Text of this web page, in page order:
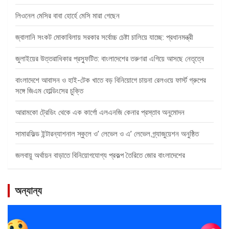
লিওনেল মেসির বাবা হোর্হে মেসি মারা গেছেন
জ্বালানি সংকট মোকাবিলায় সরকার সর্বোচ্চ চেষ্টা চালিয়ে যাচ্ছে: প্রধানমন্ত্রী
জুলাইয়ের উত্তরাধিকার প্রস্ফুটিত: বাংলাদেশের তরুণরা এগিয়ে আসছে নেতৃত্বে
বাংলাদেশে আবাসন ও হাই-টেক খাতে বড় বিনিয়োগে চায়না রেলওয়ে ফার্স্ট গ্রুপের
সঙ্গে জিএম হোল্ডিংসের চুক্তি
আরামকো ট্রেডিং থেকে এক কার্গো এলএনজি কেনার প্রস্তাব অনুমোদন
সামারফিল্ড ইন্টারন্যাশনাল স্কুলে ও’ লেভেল ও এ’ লেভেল গ্র্যাজুয়েশন অনুষ্ঠিত
জলবায়ু অর্থায়ন বাড়াতে বিনিয়োগযোগ্য প্রকল্প তৈরিতে জোর বাংলাদেশের
অন্যান্য